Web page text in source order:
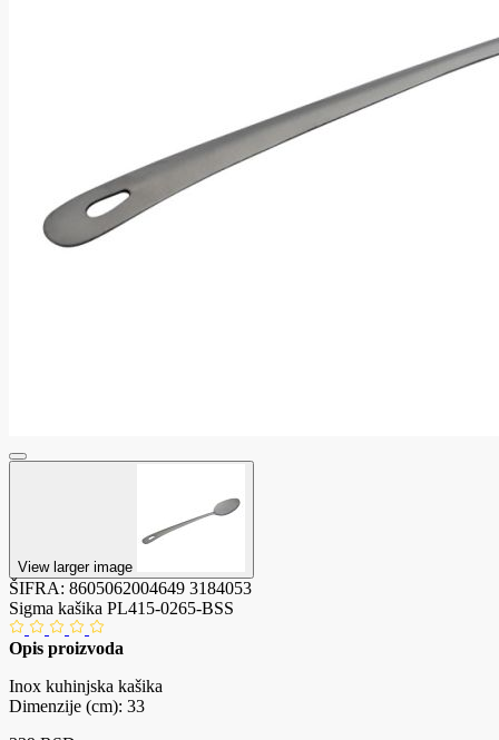
View larger image
ŠIFRA: 8605062004649 3184053
Sigma kašika PL415-0265-BSS
Opis proizvoda
Inox kuhinjska kašika
Dimenzije (cm): 33